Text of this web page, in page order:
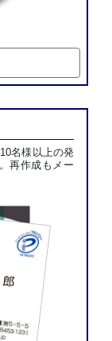
名様以上の発
再作成もメー